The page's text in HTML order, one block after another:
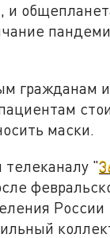
и
гражданам и
маски.
телеканалу "
России